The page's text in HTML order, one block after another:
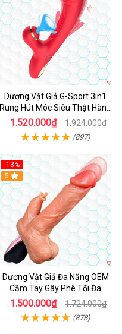
Dương Vật Giả G-Sport 3in1
Rung Hút Móc Siêu Thật Hàng
Hot
1.520.000₫ 1.924.000₫
(897)
-13%
Hot
5
Dương Vật Giả Đa Năng OEM
Cầm Tay Gây Phê Tối Đa
1.500.000₫ 1.724.000₫
(878)